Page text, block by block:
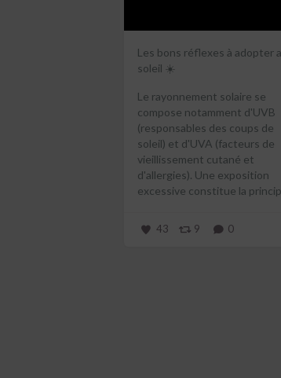
Les bons réflexes à adopter
soleil ☀️
Le rayonnement solaire se
compose notamment d'UVB
(responsables des coups de
soleil) et d'UVA (facteurs de
vieillissement cutané et
d'allergies). Une exposition
excessive constitue la
43 9 0